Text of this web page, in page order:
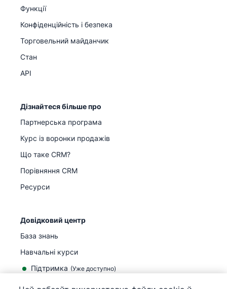
Функції
Конфіденційність і безпека
Торговельний майданчик
Стан
API
Дізнайтеся більше про
Партнерська програма
Курс із воронки продажів
Що таке CRM?
Порівняння CRM
Ресурси
Довідковий центр
База знань
Навчальні курси
Підтримка (Уже доступно)